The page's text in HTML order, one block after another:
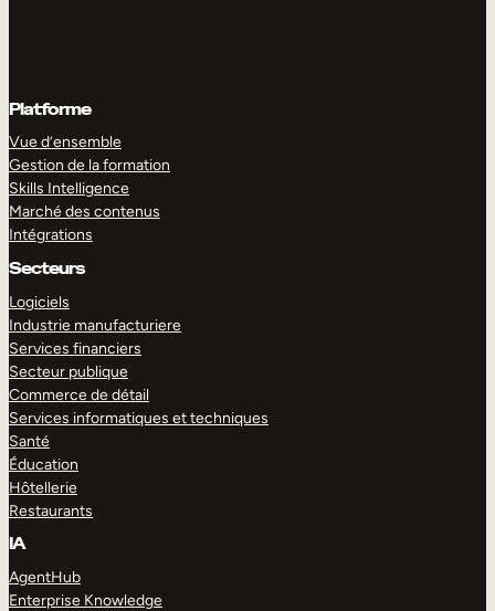
Platforme
Vue d’ensemble
Gestion de la formation
Skills Intelligence
Marché des contenus
Intégrations
Secteurs
Logiciels
Industrie manufacturiere
Services financiers
Secteur publique
Commerce de détail
Services informatiques et techniques
Santé
Éducation
Hôtellerie
Restaurants
IA
AgentHub
Enterprise Knowledge